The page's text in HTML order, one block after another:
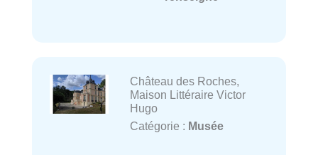
Château des Roches,
Maison Littéraire Victor
Hugo
Catégorie : Musée